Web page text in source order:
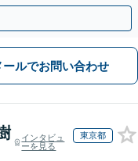
相談可】
ールでお問い合わせ
インタビュ
ーを見る
東京都